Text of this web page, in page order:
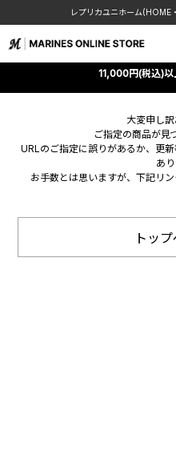
レプリカユニホーム
11,000円(税込)以
大変申し訳
ご指定の商品が見
URLのご指定に誤りがあるか、更
あり
お手数とは思いますが、下記リ
トッ